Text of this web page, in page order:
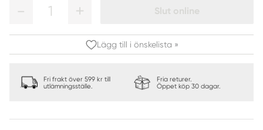
1 Slut online
Lägg till i önskelista »
Fri frakt över 599 kr till
utlämningsställe.
Fria returer.
Öppet köp 30 dagar.